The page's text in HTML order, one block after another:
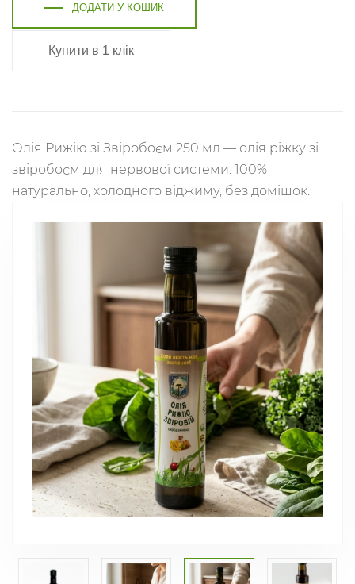
ДОДАТИ У КОШИК
Купити в 1 клік
Олія Рижію зі Звіробоєм 250 мл — олія ріжку зі
звіробоєм для нервової системи. 100%
натурально, холодного віджиму, без домішок.